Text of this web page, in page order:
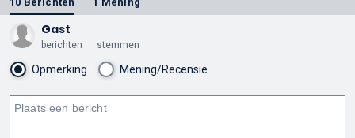
Gast
berichten stemmen
Opmerking Mening/Recensie